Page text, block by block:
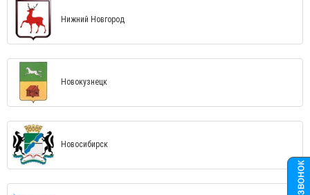
Нижний Новгород
Новокузнецк
Новосибирск